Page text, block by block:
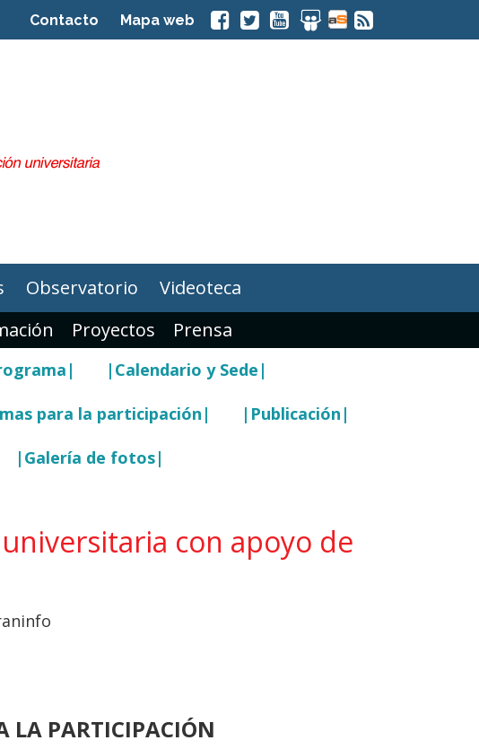
Contacto Mapa web
Observatorio
Videoteca
Proyectos Prensa
|Calendario y Sede|
para la participación| |Publicación|
|Galería de fotos|
con apoyo de
LA PARTICIPACIÓN